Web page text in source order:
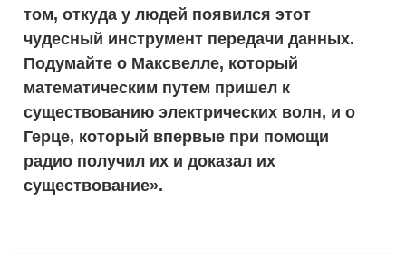
том, откуда у людей появился этот
чудесный инструмент передачи данных.
Подумайте о Максвелле, который
математическим путем пришел к
существованию электрических волн, и о
Герце, который впервые при помощи
радио получил их и доказал их
существование».